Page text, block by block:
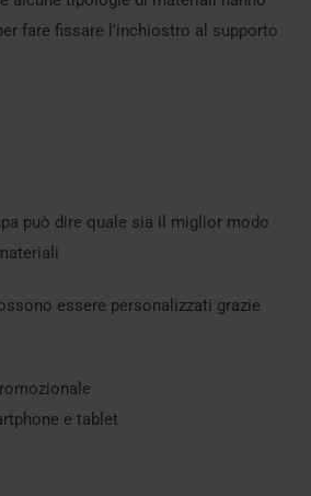
fare fissare l’inchiostro al supporto
può dire quale sia il miglior modo
essere personalizzati grazie
e tablet